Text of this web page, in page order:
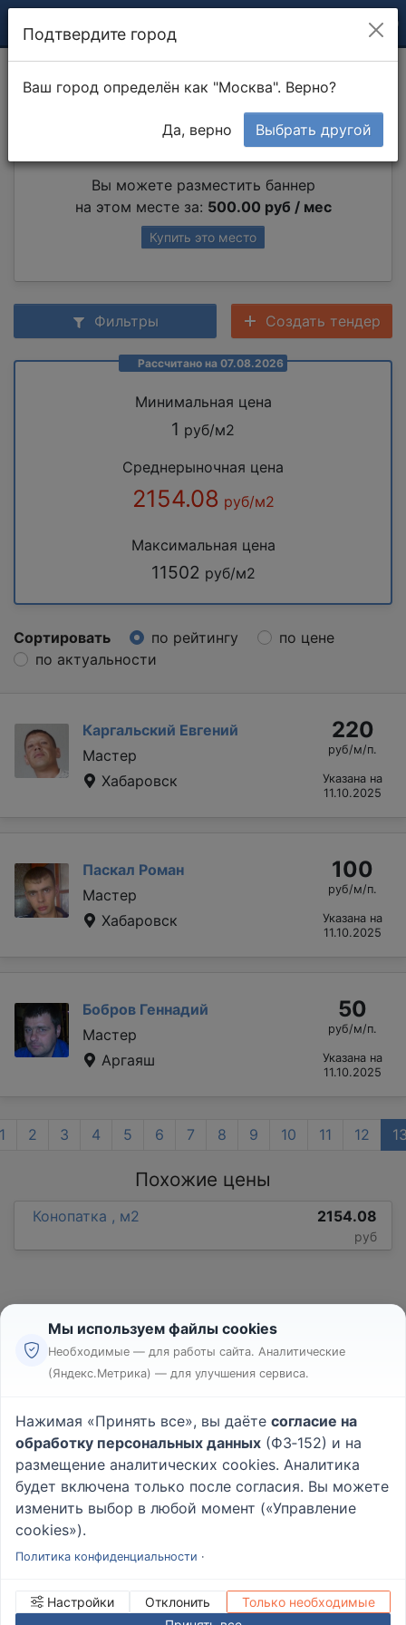
Конопатка
Вы можете разместить баннер
на этом месте за: 500.00 руб / мес
Купить это место
Фильтры Создать тендер
Рассчитано на 07.08.2026
Минимальная цена
1 руб/м2
Среднерыночная цена
2154.08 руб/м2
Максимальная цена
11502 руб/м2
Сортировать по рейтингу
по цене
по актуальности
Каргальский Евгений
Мастер
Хабаровск
220
руб/м/п.
Указана на
11.10.2025
Паскал Роман
Мастер
Хабаровск
100
руб/м/п.
Указана на
11.10.2025
Бобров Геннадий
Мастер
Аргаяш
50
руб/м/п.
Указана на
11.10.2025
2 3 4 5 6 7 8 9 10 11 12
Похожие цены
Конопатка , м2 2154.08
руб
Реклама
Пользовательское соглашение
Политика конфиденциальности
Вопрос - Ответ|О проекте
Подтвердите город
Ваш город определён как "Москва". Верно?
Да, верно Выбрать другой
Мы используем файлы cookies
Необходимые — для работы сайта. Аналитические
(Яндекс.Метрика) — для улучшения сервиса.
Нажимая «Принять все», вы даёте согласие на
обработку персональных данных (ФЗ‑152) и на
размещение аналитических cookies. Аналитика
будет включена только после согласия. Вы можете
изменить выбор в любой момент («Управление
cookies»).
Политика конфиденциальности ·
Настройки Отклонить
Только необходимые